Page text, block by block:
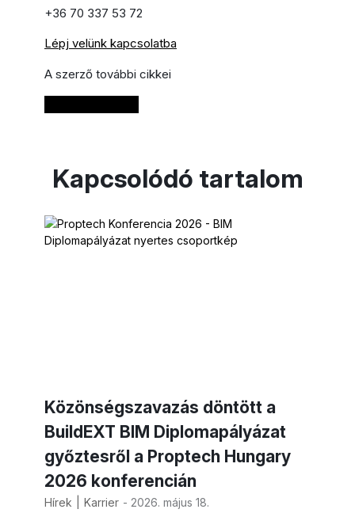
+36 70 337 53 72
Lépj velünk kapcsolatba
A szerző további cikkei
Kapcsolódó tartalom
Közönségszavazás döntött a
BuildEXT BIM Diplomapályázat
győztesről a Proptech Hungary
2026 konferencián
Hírek Karrier - 2026. május 18.